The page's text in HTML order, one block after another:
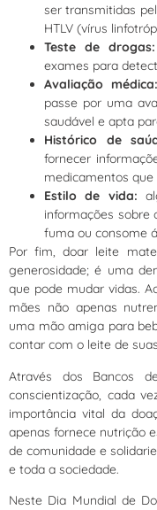
ser transmitidas
HTLV (vírus
Teste de drogas:
exames para
Avaliação médica:
passe por uma
saudável e apta
Histórico de
fornecer
medicamentos
Estilo de vida:
informações sobre
fuma ou consome
Por fim, doar leite
generosidade; é uma
que pode mudar vidas.
mães não apenas
uma mão amiga para
contar com o leite de
Através dos Bancos
conscientização, cada
importância vital da
apenas fornece nutrição
de comunidade e
e toda a sociedade.
Neste Dia Mundial de